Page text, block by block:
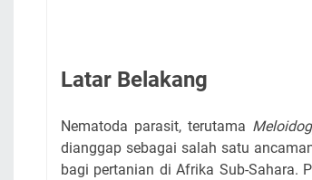
Latar Belakang
Nematoda parasit, terutama
dianggap sebagai salah satu
bagi pertanian di Afrika Sub-Sahara.